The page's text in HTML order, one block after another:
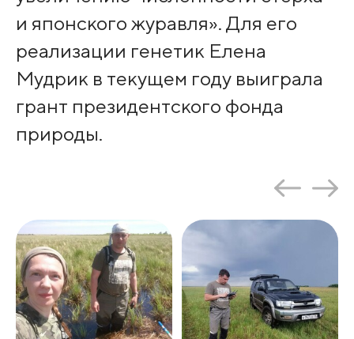
и японского журавля». Для его
реализации генетик Елена
Мудрик в текущем году выиграла
грант президентского фонда
природы.